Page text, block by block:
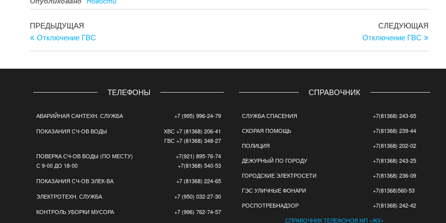
Навигация
по
Предыдущая
запись
ПРЕДЫДУЩАЯ
Отключение ГВС
запись
СЛЕДУЮЩАЯ
Отключение ГВС
ТЕЛЕФОНЫ
АВАРИЙНАЯ САНТЕХН. СЛУЖБА
+7 (995) 996-24-79
ПОКАЗАНИЯ СЧ-ОВ ВОДЫ
ХВС +7 (81368) 206-41
ГВС +7 (81368) 348-27
ПОВЕРКА СЧ-ОВ ВОДЫ (ПО МЕСТУ)
С 9-00 ДО 18-00
+7(921) 895-76-74
+7(81368) 540-53
ПОКАЗАНИЯ СЧ-ОВ ЭЛЕК-ВА
+7 (81368) 224-65
ЭЛЕКТРОТЕХН. СЛУЖБА
+7 (950) 032-27-30
КОНТРОЛЬ УБОРКИ МУСОРА
+7 (996) 762-74-57
СПРАВОЧНИК
СЛУЖБА СПАСЕНИЯ
+7(81368) 243-65
СКОРАЯ ПОМОЩЬ
+7(81368) 239-44
ПОЛИЦИЯ
+7(81368) 202-02
ДЕЖУРНЫЙ ПО ГОРОДУ
+7(81368) 243-25
ГОРОДСКИЕ ЭЛЕКТРОСЕТИ
+7(81368) 236-09
ГЭС УЛИЧНЫЕ ФОНАРИ
+7(81368)560-53
РОСПОТРЕБНАДЗОР
+7(81368) 242-42
СПРАВОЧНИК ТЕЛЕФОНОВ МП «ЖХ»